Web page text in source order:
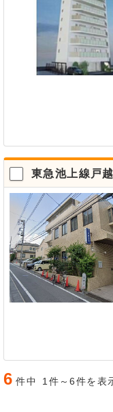
東急池上線戸
6 件中 1件～6件を表